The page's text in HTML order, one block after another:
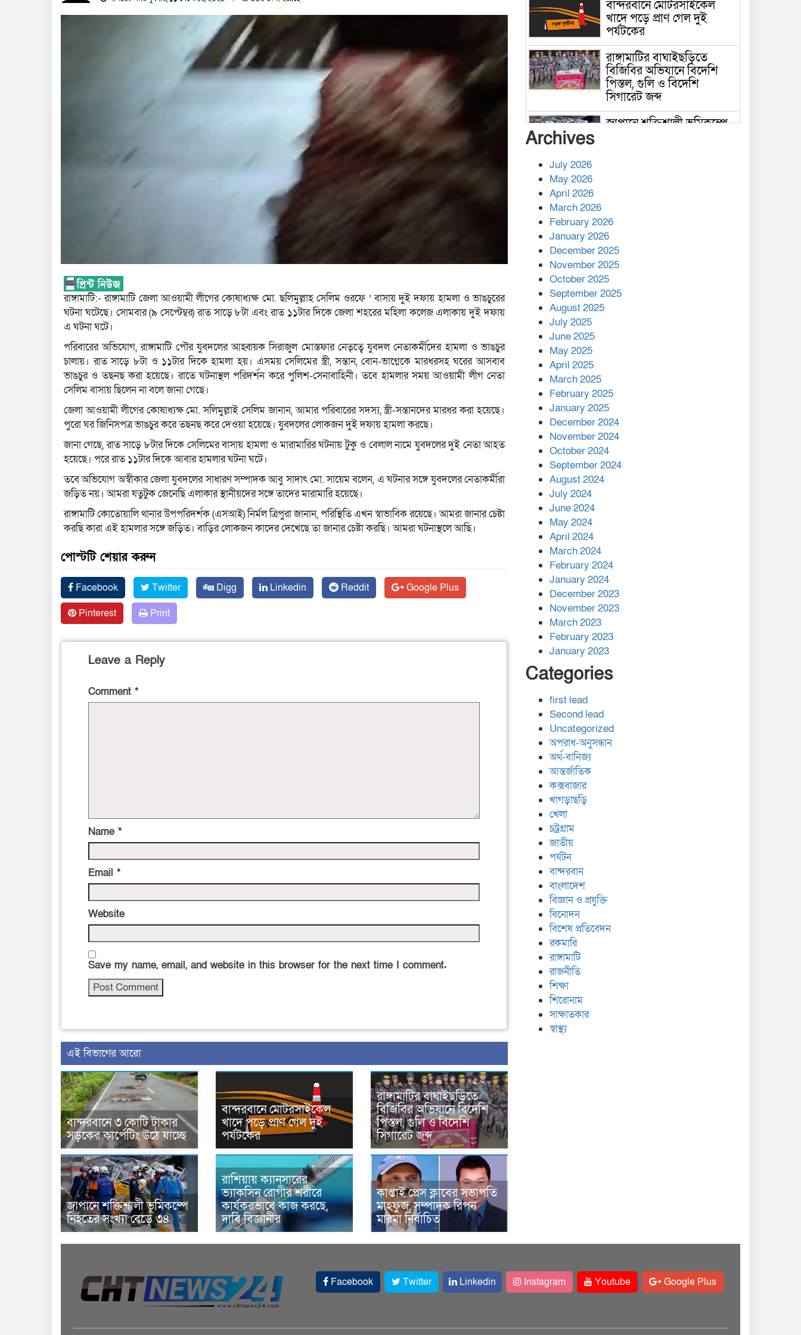
রাঙ্গামাটি:- রাঙ্গামাটি জেলা আওয়ামী লীগের কোষাধ্যক্ষ মো. ছলিমুল্লাহ সেলিম ওরফে ’ বাসায় দুই দফায় হামলা ও ভাঙচুরের
ঘটনা ঘটেছে। সোমবার (৯ সেপ্টেম্বর) রাত সাড়ে ৮টা এবং রাত ১১টার দিকে জেলা শহরের মহিলা কলেজ এলাকায় দুই দফায়
এ ঘটনা ঘটে।
পরিবারের অভিযোগ, রাঙ্গামাটি পৌর যুবদলের আহ্বায়ক সিরাজুল মোস্তফার নেতৃত্বে যুবদল নেতাকর্মীদের হামলা ও ভাঙচুর
চালায়। রাত সাড়ে ৮টা ও ১১টার দিকে হামলা হয়। এসময় সেলিমের স্ত্রী, সন্তান, বোন-ভাগ্নেকে মারধরসহ ঘরের আসবাব
ভাঙচুর ও তছনছ করা হয়েছে। রাতে ঘটনাস্থল পরিদর্শন করে পুলিশ-সেনাবাহিনী। তবে হামলার সময় আওয়ামী লীগ নেতা
সেলিম বাসায় ছিলেন না বলে জানা গেছে।
জেলা আওয়ামী লীগের কোষাধ্যক্ষ মো. সলিমুল্লাই সেলিম জানান, আমার পরিবারের সদস্য, স্ত্রী-সন্তানদের মারধর করা হয়েছে।
পুরো ঘর জিনিসপত্র ভাঙচুর করে তছনছ করে দেওয়া হয়েছে। যুবদলের লোকজন দুই দফায় হামলা করছে।
জানা গেছে, রাত সাড়ে ৮টার দিকে সেলিমের বাসায় হামলা ও মারামারির ঘটনায় টুকু ও বেলাল নামে যুবদলের দুই নেতা আহত
হয়েছে। পরে রাত ১১টার দিকে আবার হামলার ঘটনা ঘটে।
তবে অভিযোগ অস্বীকার জেলা যুবদলের সাধারণ সম্পাদক আবু সাদাৎ মো. সায়েম বলেন, এ ঘটনার সঙ্গে যুবদলের নেতাকর্মীরা
জড়িত নয়। আমরা যতুটুক জেনেছি এলাকার স্থানীয়দের সঙ্গে তাদের মারামারি হয়েছে।
রাঙ্গামাটি কোতোয়ালি থানার উপপরিদর্শক (এসআই) নির্মল ত্রিপুরা জানান, পরিস্থিতি এখন স্বাভাবিক রয়েছে। আমরা জানার চেষ্টা
করছি কারা এই হামলার সঙ্গে জড়িত। বাড়ির লোকজন কাদের দেখেছে তা জানার চেষ্টা করছি। আমরা ঘটনাস্থলে আছি।
পোস্টটি শেয়ার করুন
Facebook Twitter Digg Linkedin Reddit
Google Plus
Pinterest
Print
Leave a Reply
Comment *
Name *
Email *
Website
Save my name, email, and website in this browser for the next time I comment.
এই বিভাগের আরো
বান্দরবানে ৩ কোটি টাকার
সড়কের কার্পেটিং উঠে যাচ্ছে
বান্দরবানে মোটরসাইকেল
খাদে পড়ে প্রাণ গেল দুই
পর্যটকের
রাঙ্গামাটির বাঘাইছড়িতে
বিজিবির অভিযানে বিদেশি
পিস্তল, গুলি ও বিদেশি
সিগারেট জব্দ
জাপানে শক্তিশালী ভূমিকম্পে
নিহতের সংখ্যা বেড়ে ৩৪
রাশিয়ায় ক্যানসারের
ভ্যাকসিন রোগীর শরীরে
কার্যকরভাবে কাজ করছে,
দাবি বিজ্ঞানীর
কাপ্তাই প্রেস ক্লাবের সভাপতি
মাহফুজ, সম্পাদক রিপন
মারমা নির্বাচিত
বান্দরবানে মোটরসাইকেল
খাদে পড়ে প্রাণ গেল দুই
পর্যটকের
রাঙ্গামাটির বাঘাইছড়িতে
বিজিবির অভিযানে বিদেশি
পিস্তল, গুলি ও বিদেশি
সিগারেট জব্দ
জাপানে শক্তিশালী ভূমিকম্পে
কাপ্তাই প্রেস ক্লাবের সভাপতি
মাহফুজ, সম্পাদক রিপন মারমা
নির্বাচিত
মালয়েশিয়ার প্রধানমন্ত্রীকে চিঠি
দেয়ার পর ফোন তারেক
রহমানের,গ্যাস সঙ্কট
মোকাবিলায় সহায়তার আশ্বাস
এক বিলিয়ন ডলার বিনিয়োগ
হবে আনোয়ারায়
বান্দরবানে বন্যায় ক্ষতিগ্রস্তদের
মাঝে সহায়তা দিলেন সাচিং প্রু
জেরী
Archives
July 2026
May 2026
April 2026
March 2026
February 2026
January 2026
December 2025
November 2025
October 2025
September 2025
August 2025
July 2025
June 2025
May 2025
April 2025
March 2025
February 2025
January 2025
December 2024
November 2024
October 2024
September 2024
August 2024
July 2024
June 2024
May 2024
April 2024
March 2024
February 2024
January 2024
December 2023
November 2023
March 2023
February 2023
January 2023
Categories
first lead
Second lead
Uncategorized
অপরাধ-অনুসন্ধান
অর্থ-বানিজ্য
আন্তর্জাতিক
কক্সবাজার
খাগড়াছড়ি
খেলা
চট্রগ্রাম
জাতীয়
পর্যটন
বান্দরবান
বাংলাদেশ
বিজ্ঞান ও প্রযুক্তি
বিনোদন
বিশেষ প্রতিবেদন
রকমারি
রাঙ্গামাটি
রাজনীতি
শিক্ষা
শিরোনাম
সাক্ষাতকার
স্বাস্থ্য
Facebook Twitter Linkedin Instagram Youtube Google Plus